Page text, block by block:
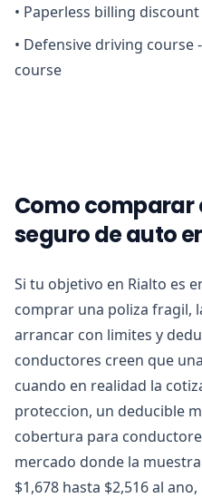
• Paperless billing
• Defensive driving course
course
Como comparar
seguro de auto
Si tu objetivo en Rialto es
comprar una poliza fragil,
arrancar con limites y
conductores creen que
cuando en realidad la
proteccion, un deducible
cobertura para
mercado donde la
$1,678 hasta $2,516 al